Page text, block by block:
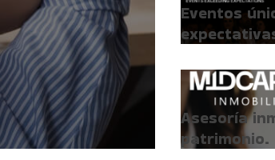
Eventos
Asesoría
patrimonio.